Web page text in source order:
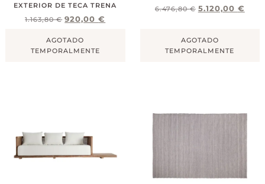
EXTERIOR DE TECA TRENA
1.163,80€ 920,00€
AGOTADO
TEMPORALMENTE
6.476,80€ 5.120,00 €
AGOTADO
TEMPORALMENTE